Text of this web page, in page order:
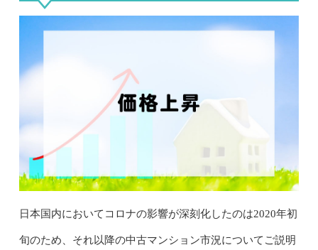
日本国内においてコロナの影響が深刻化したのは2020年初
旬のため、それ以降の中古マンション市況についてご説明